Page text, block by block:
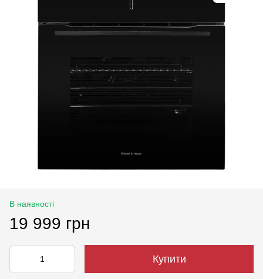
В наявності
19 999 грн
Купити